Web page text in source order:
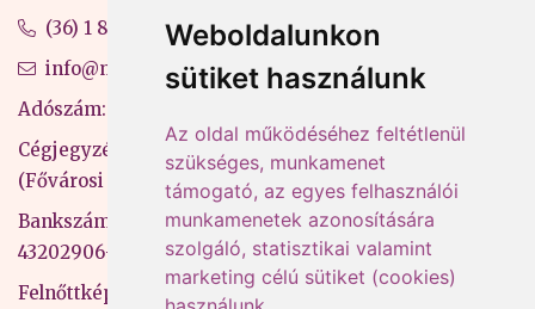
Weboldalunkon
sütiket használunk
Az oldal működéséhez feltétlenül
szükséges, munkamenet
támogató, az egyes felhasználói
munkamenetek azonosítására
szolgáló, statisztikai valamint
marketing célú sütiket (cookies)
(36) 1 880 76 00
info@mprx.hu
Adószám: 13598145-2-41
Cégjegyzékszám: 01-09-883770
(Fővárosi Bíróság)
Bankszámlaszám: CIB Bank, 10700581-
43202906-51100005
Felnőttképzési nyilvántartási szám: